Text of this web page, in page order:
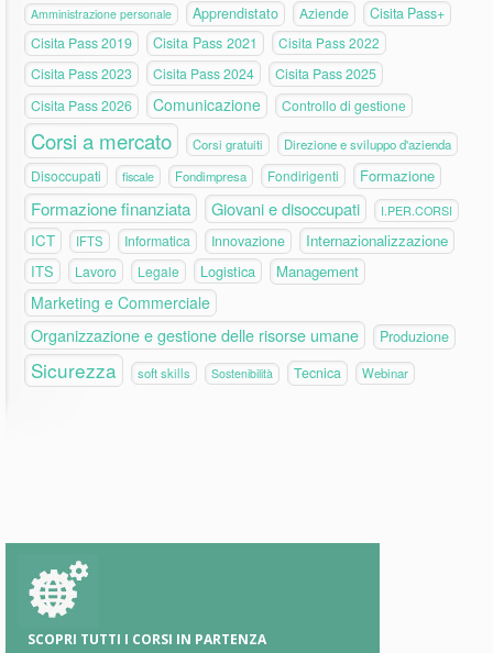
Amministrazione personale Apprendistato Aziende
Cisita Pass+
Cisita Pass 2019
Cisita Pass 2021 Cisita Pass 2022
Cisita Pass 2023 Cisita Pass 2024
Cisita Pass 2025
Cisita Pass 2026
Comunicazione Controllo di gestione
Corsi a mercato Corsi gratuiti Direzione e sviluppo d'azienda
Disoccupati fiscale Fondimpresa Fondirigenti Formazione
Formazione finanziata Giovani e disoccupati I.PER.CORSI
ICT IFTS Informatica Innovazione
Internazionalizzazione
ITS
Lavoro Legale Logistica Management
Marketing e Commerciale
Organizzazione e gestione delle risorse umane Produzione
Sicurezza soft skills Sostenibilità Tecnica Webinar
SCOPRI TUTTI I CORSI IN PARTENZA